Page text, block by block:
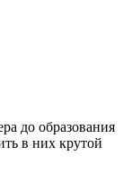
до образования
в них крутой